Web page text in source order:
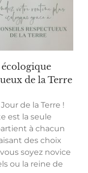
de la Terre
de la Terre !
est la seule
à chacun
des choix
soyez novice
ou la reine de